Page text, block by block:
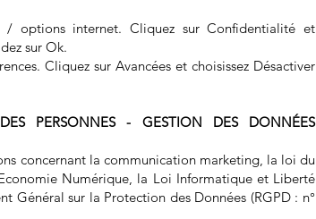
options internet. Cliquez sur Confidentialité et
sur Ok.
Cliquez sur Avancées et choisissez Désactiver
PERSONNES - GESTION DES DONNÉES
concernant la communication marketing, la loi du
Numérique, la Loi Informatique et Liberté
Général sur la Protection des Données (RGPD : n°